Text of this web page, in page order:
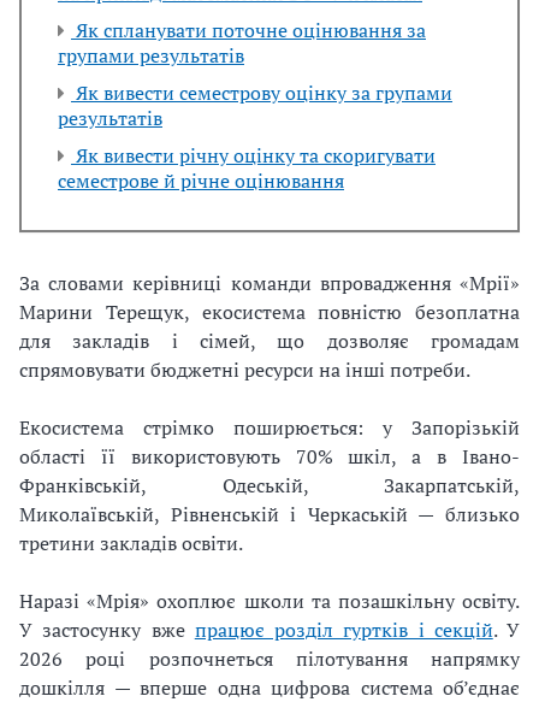
Як спланувати поточне оцінювання за
групами результатів
Як вивести семестрову оцінку за групами
результатів
Як вивести річну оцінку та скоригувати
семестрове й річне оцінювання
За словами керівниці команди впровадження «Мрії»
Марини Терещук, екосистема повністю безоплатна
для закладів і сімей, що дозволяє громадам
спрямовувати бюджетні ресурси на інші потреби.
Екосистема стрімко поширюється: у Запорізькій
області її використовують 70% шкіл, а в Івано-
Франківській, Одеській, Закарпатській,
Миколаївській, Рівненській і Черкаській — близько
третини закладів освіти.
Наразі «Мрія» охоплює школи та позашкільну освіту.
У застосунку вже працює розділ гуртків і секцій. У
2026 році розпочнеться пілотування напрямку
дошкілля — вперше одна цифрова система об’єднає